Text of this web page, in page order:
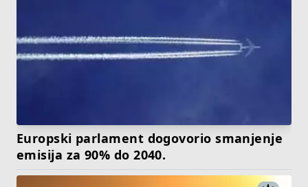
Europski parlament dogovorio smanjenje
emisija za 90% do 2040.